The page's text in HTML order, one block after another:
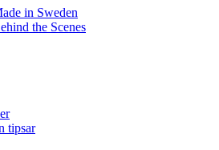
in Sweden
the Scenes
tipsar